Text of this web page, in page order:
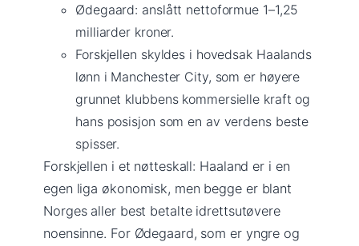
Ødegaard: anslått nettoformue 1–1,25
milliarder kroner.
Forskjellen skyldes i hovedsak Haalands
lønn i Manchester City, som er høyere
grunnet klubbens kommersielle kraft og
hans posisjon som en av verdens beste
spisser.
Forskjellen i et nøtteskall: Haaland er i en
egen liga økonomisk, men begge er blant
Norges aller best betalte idrettsutøvere
noensinne. For Ødegaard, som er yngre og